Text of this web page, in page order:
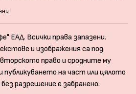
ЕАД. Всички права запазени.
и изображения са под
право и сродните му
публикуването на част или цялото
разрешение е забранено.